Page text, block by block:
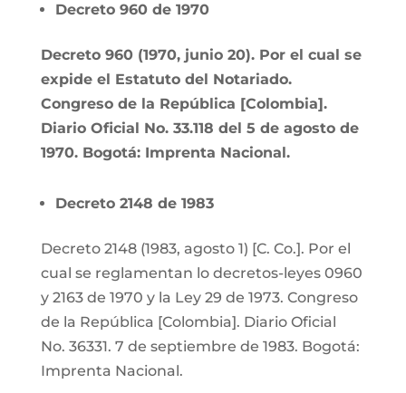
Decreto 960 de 1970
Decreto 960 (1970, junio 20). Por el cual se
expide el Estatuto del Notariado.
Congreso de la República [Colombia].
Diario Oficial No. 33.118 del 5 de agosto de
1970. Bogotá: Imprenta Nacional.
Decreto 2148 de 1983
Decreto 2148 (1983, agosto 1) [C. Co.]. Por el
cual se reglamentan lo decretos-leyes 0960
y 2163 de 1970 y la Ley 29 de 1973. Congreso
de la República [Colombia]. Diario Oficial
No. 36331. 7 de septiembre de 1983. Bogotá:
Imprenta Nacional.